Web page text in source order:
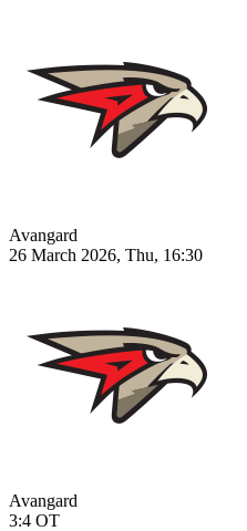
Avangard
26 March 2026, Thu, 16:30
Avangard
3:4 OT